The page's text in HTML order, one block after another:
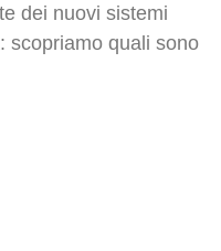
dei nuovi sistemi
scopriamo quali sono